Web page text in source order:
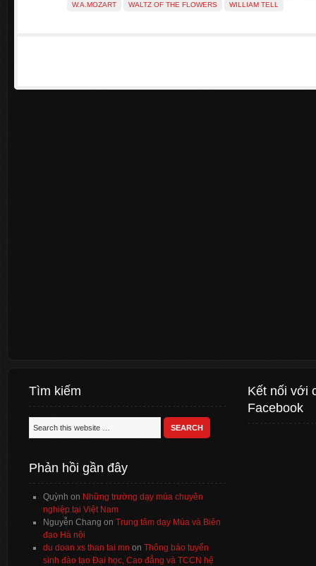
W.A.MOZART
WALTZ OF THE FLOWERS WILLIAM TELL
Tìm kiếm
Phản hồi gần đây
Quỳnh on Những trường dạy múa chuyên
nghiệp tại Việt Nam
Nguyễn Chang on Trung tâm dạy Múa và Biên
đạo Hà nội
du doan xs than tai mn on Thông báo tuyển
sinh đào tạo Đại học, Cao đẳng và TCCN hệ
Kết nối với
Facebook